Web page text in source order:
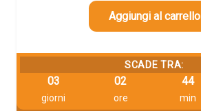
Aggiungi al carrello
SCADE TRA:
03
giorni
02
ore
44
min